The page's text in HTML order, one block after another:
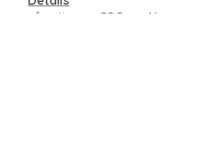
afmetingen: 20,9 cm X